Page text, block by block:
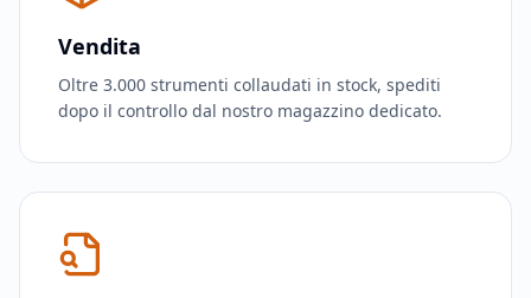
Vendita
Oltre 3.000 strumenti collaudati in stock, spediti
dopo il controllo dal nostro magazzino dedicato.